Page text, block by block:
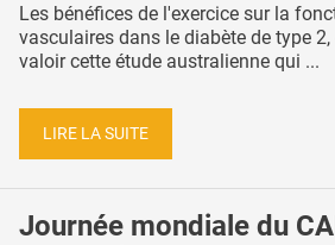
Les bénéfices de l'exercice sur la
vasculaires dans le diabète de type 2,
valoir cette étude australienne qui ...
LIRE LA SUITE
Journée mondiale du